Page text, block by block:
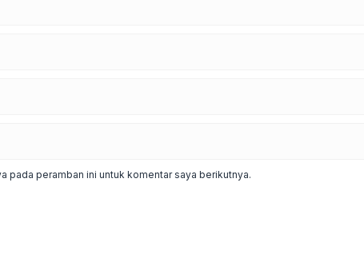
pada peramban ini untuk komentar saya berikutnya.